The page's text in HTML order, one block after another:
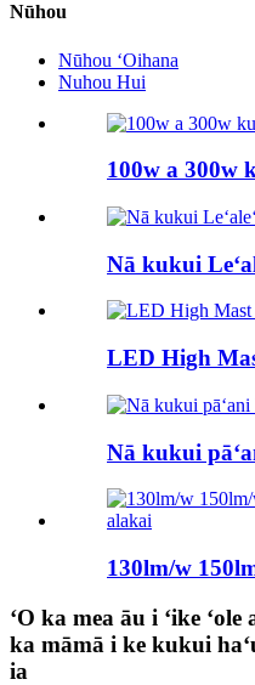
Nūhou
Nūhou ʻOihana
Nuhou Hui
100w a 300w
Nā kukui
LED High
Nā kukui
130lm/w
ʻO ka mea āu i ʻike
ka māmā i ke kukui
ia